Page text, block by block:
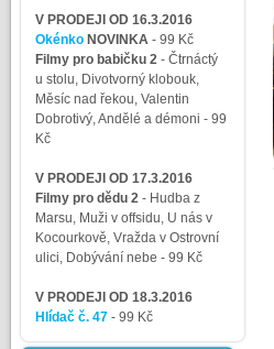
V PRODEJI OD 16.3.2016
Okénko NOVINKA - 99 Kč
Filmy pro babičku 2- Čtrnáctý
u stolu, Divotvorný klobouk,
Měsíc nad řekou, Valentin
Dobrotivý, Andělé a démoni - 99
Kč
V PRODEJI OD 17.3.2016
Filmy pro dědu 2- Hudba z
Marsu, Muži v offsidu, U nás v
Kocourkově, Vražda v Ostrovní
ulici, Dobývání nebe - 99 Kč
V PRODEJI OD 18.3.2016
Hlídač č. 47- 99 Kč